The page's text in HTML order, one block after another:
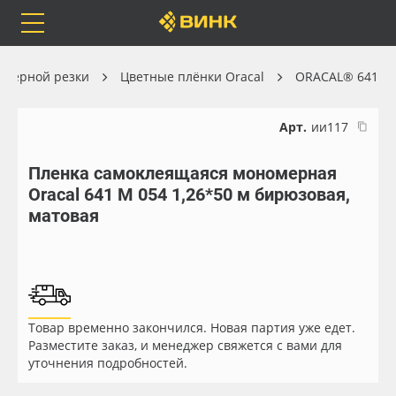
Каталог
Orafol
Доставка
Оплата
Весь каталог
Рулонные материалы
Листовые материалы
Чернила
резки Цветные плёнки Oracal ORACAL® 641
Арт. ии117
Пленка самоклеящаяся мономерная
Oracal 641 M 054 1,26*50 м бирюзовая,
матовая
Товар временно закончился. Новая партия уже едет.
Разместите заказ, и менеджер свяжется с вами для
уточнения подробностей.